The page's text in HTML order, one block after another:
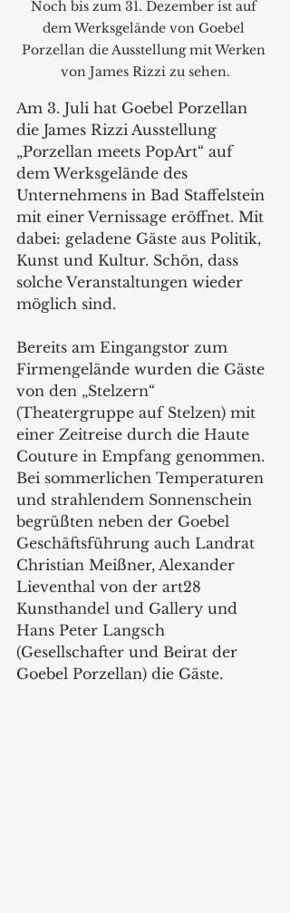
Noch bis zum 31. Dezember ist auf
dem Werksgelände von Goebel
Porzellan die Ausstellung mit Werken
von James Rizzi zu sehen.
Am 3. Juli hat Goebel Porzellan
die James Rizzi Ausstellung
„Porzellan meets PopArt“ auf
dem Werksgelände des
Unternehmens in Bad Staffelstein
mit einer Vernissage eröffnet. Mit
dabei: geladene Gäste aus Politik,
Kunst und Kultur. Schön, dass
solche Veranstaltungen wieder
möglich sind.
Bereits am Eingangstor zum
Firmengelände wurden die Gäste
von den „Stelzern“
(Theatergruppe auf Stelzen) mit
einer Zeitreise durch die Haute
Couture in Empfang genommen.
Bei sommerlichen Temperaturen
und strahlendem Sonnenschein
begrüßten neben der Goebel
Geschäftsführung auch Landrat
Christian Meißner, Alexander
Lieventhal von der art28
Kunsthandel und Gallery und
Hans Peter Langsch
(Gesellschafter und Beirat der
Goebel Porzellan) die Gäste.